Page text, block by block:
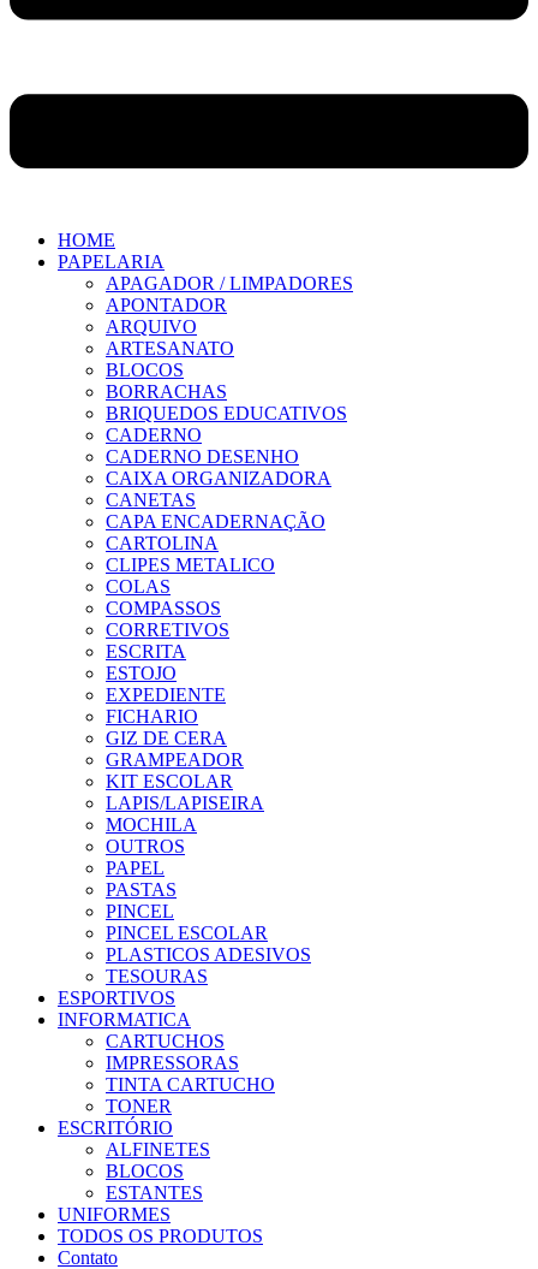
HOME
PAPELARIA
APAGADOR / LIMPADORES
APONTADOR
ARQUIVO
ARTESANATO
BLOCOS
BORRACHAS
BRIQUEDOS EDUCATIVOS
CADERNO
CADERNO DESENHO
CAIXA ORGANIZADORA
CANETAS
CAPA ENCADERNAÇÃO
CARTOLINA
CLIPES METALICO
COLAS
COMPASSOS
CORRETIVOS
ESCRITA
ESTOJO
EXPEDIENTE
FICHARIO
GIZ DE CERA
GRAMPEADOR
KIT ESCOLAR
LAPIS/LAPISEIRA
MOCHILA
OUTROS
PAPEL
PASTAS
PINCEL
PINCEL ESCOLAR
PLASTICOS ADESIVOS
TESOURAS
ESPORTIVOS
INFORMATICA
CARTUCHOS
IMPRESSORAS
TINTA CARTUCHO
TONER
ESCRITÓRIO
ALFINETES
BLOCOS
ESTANTES
UNIFORMES
TODOS OS PRODUTOS
Contato